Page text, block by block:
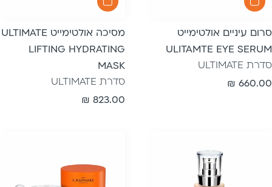
סרום עיניים אולטימייט
ULITAMTE EYE SERUM
סדרת ULTIMATE
מחיר
660.00 ₪
מסיכה אולטימייט ULTIMATE
LIFTING HYDRATING
MASK
סדרת ULTIMATE
מחיר
823.00 ₪